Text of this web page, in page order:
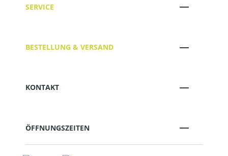
SERVICE
BESTELLUNG & VERSAND
KONTAKT
ÖFFNUNGSZEITEN